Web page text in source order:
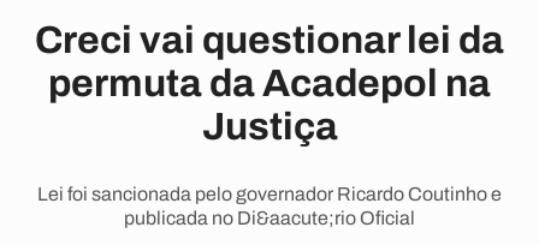
Creci vai questionar lei da
permuta da Acadepol na
Justiça
Lei foi sancionada pelo governador Ricardo Coutinho e
publicada no Di&aacute;rio Oficial